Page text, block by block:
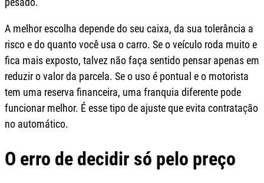
A melhor escolha depende do seu caixa, da sua tolerância a
risco e do quanto você usa o carro. Se o veículo roda muito e
fica mais exposto, talvez não faça sentido pensar apenas em
reduzir o valor da parcela. Se o uso é pontual e o motorista
tem uma reserva financeira, uma franquia diferente pode
funcionar melhor. É esse tipo de ajuste que evita contratação
no automático.
O erro de decidir só pelo preço